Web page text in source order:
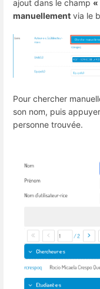
ajout dans le champ «
manuellement via le
Pour chercher
son nom, puis
personne trouvée.